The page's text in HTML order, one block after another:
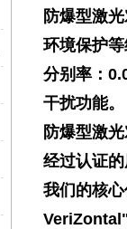
防爆型激
环境保护
分别率：
干扰功能。
防爆型激
经过认证
我们的核